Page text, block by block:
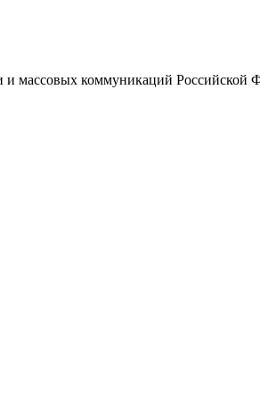
и массовых коммуникаций Российской